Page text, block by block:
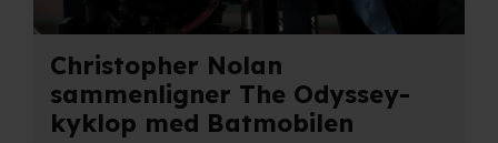
Christopher Nolan
sammenligner The Odyssey-
kyklop med Batmobilen